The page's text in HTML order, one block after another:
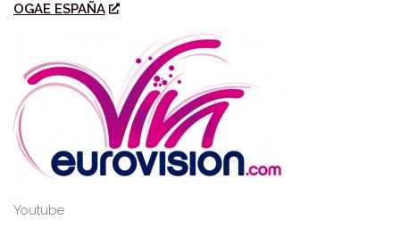
OGAE ESPAÑA
Youtube